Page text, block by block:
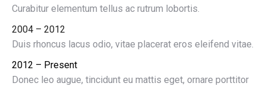
Curabitur elementum tellus ac rutrum lobortis.
2004 – 2012
Duis rhoncus lacus odio, vitae placerat eros eleifend vitae.
2012 – Present
Donec leo augue, tincidunt eu mattis eget, ornare porttitor